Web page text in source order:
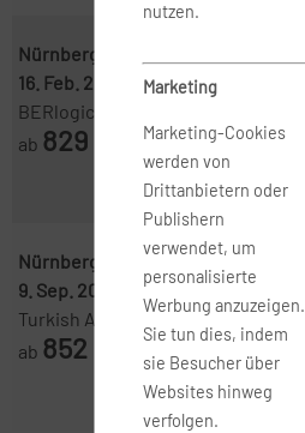
Nürnberg ( NUE )
16. Feb. 2027
14. März 2027
BERlogic
ab 829
Nürnberg ( NUE )-Colombo ( CMB )
9. Sep. 2026
7. Okt. 2026
Turkish Airlines
ab 852
nutzen.
Marketing
Marketing-Cookies
werden von
Drittanbietern oder
Publishern
verwendet, um
personalisierte
Werbung anzuzeigen.
Sie tun dies, indem
sie Besucher über
Websites hinweg
verfolgen.